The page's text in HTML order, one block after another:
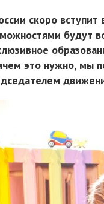
скоро
будут
это нужно, мы